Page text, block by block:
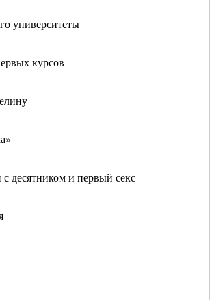
университеты
курсов
десятником и первый секс